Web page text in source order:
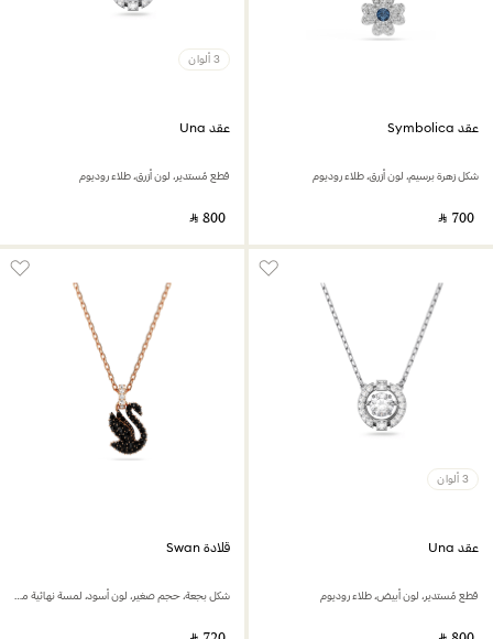
عقد Symbolica
شكل زهرة برسيم، لون أزرق، طلاء روديوم
‎ ⃁ ⁦700⁩ ‎
3 ألوان
عقد Una
قطع مُستدير، لون أزرق، طلاء روديوم
‎ ⃁ ⁦800⁩ ‎
3 ألوان
عقد Una
قطع مُستدير، لون أبيض، طلاء روديوم
قلادة Swan
شكل بجعة، حجم صغير، لون أسود، لمسة نهائية من الذهب الوردي عيار 18 قيراط